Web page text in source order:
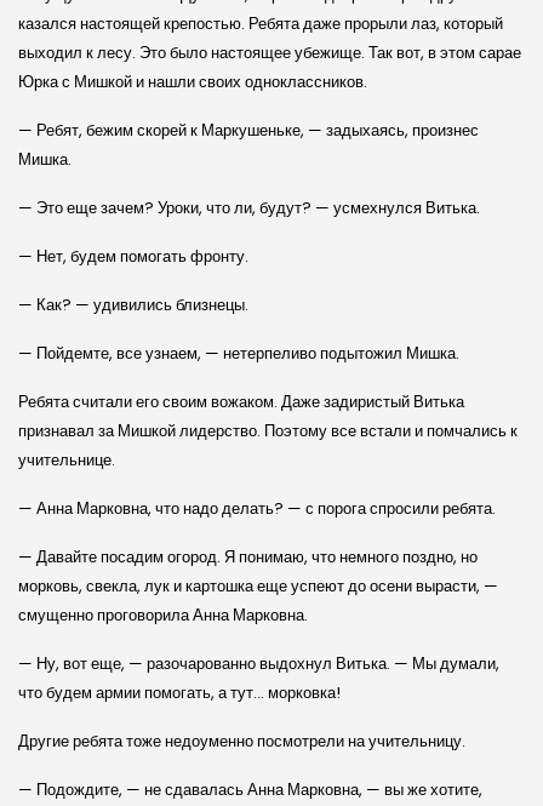
казался настоящей крепостью. Ребята даже прорыли лаз, который
выходил к лесу. Это было настоящее убежище. Так вот, в этом сарае
Юрка с Мишкой и нашли своих одноклассников.
— Ребят, бежим скорей к Маркушеньке, — задыхаясь, произнес
Мишка.
— Это еще зачем? Уроки, что ли, будут? — усмехнулся Витька.
— Нет, будем помогать фронту.
— Как? — удивились близнецы.
— Пойдемте, все узнаем, — нетерпеливо подытожил Мишка.
Ребята считали его своим вожаком. Даже задиристый Витька
признавал за Мишкой лидерство. Поэтому все встали и помчались к
учительнице.
— Анна Марковна, что надо делать? — с порога спросили ребята.
— Давайте посадим огород. Я понимаю, что немного поздно, но
морковь, свекла, лук и картошка еще успеют до осени вырасти, —
смущенно проговорила Анна Марковна.
— Ну, вот еще, — разочарованно выдохнул Витька. — Мы думали,
что будем армии помогать, а тут… морковка!
Другие ребята тоже недоуменно посмотрели на учительницу.
— Подождите, — не сдавалась Анна Марковна, — вы же хотите,